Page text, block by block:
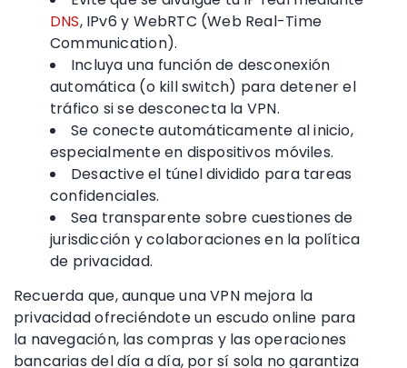
DNS, IPv6 y WebRTC (Web Real-Time
Communication).
Incluya una función de desconexión
automática (o kill switch) para detener el
tráfico si se desconecta la VPN.
Se conecte automáticamente al inicio,
especialmente en dispositivos móviles.
Desactive el túnel dividido para tareas
confidenciales.
Sea transparente sobre cuestiones de
jurisdicción y colaboraciones en la política
de privacidad.
Recuerda que, aunque una VPN mejora la
privacidad ofreciéndote un escudo online para
la navegación, las compras y las operaciones
bancarias del día a día, por sí sola no garantiza